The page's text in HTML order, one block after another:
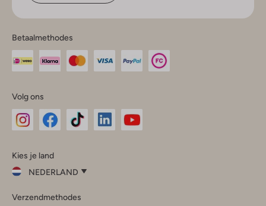
Betaalmethodes
Volg ons
InstagramFacebook
Kies je land
NEDERLAND
je
Verzendmethodes